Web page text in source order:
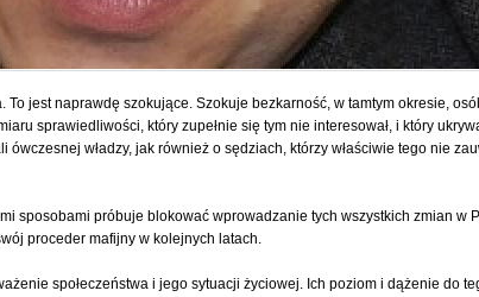
jest naprawdę szokujące. Szokuje bezkarność, w tamtym okresie,
sprawiedliwości, który zupełnie się tym nie interesował, i który
władzy, jak również o sędziach, którzy właściwie tego nie
sposobami próbuje blokować wprowadzanie tych wszystkich zmian w
proceder mafijny w kolejnych latach.
społeczeństwa i jego sytuacji życiowej. Ich poziom i dążenie do